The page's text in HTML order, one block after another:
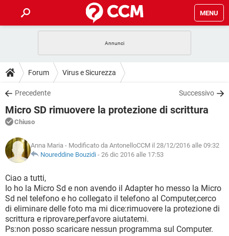
MENU
INTRATTENIMENTO ANDROID
iOS
INSTAGRAM WHATSAPP
TIKTOK
HARDWARE
GUIDE
COVID-19
iOS
INSTAGRAM
TIKTOK FACEBOOK
DOWNLOAD
COVID-19 GAMING
INTRATTENIMENTO
iOS WINDOWS 10
INSTAGRAM
TIKTOK
HARDWARE
FORUM
COVID-19
INTRATTENIMENTO ANDROID
INSTAGRAM WHATSAPP
TIKTOK FACEBOOK
HARDWARE
GLOSSARIO
COVID-19
INTRATTENIMENTO
iOS WINDOWS 10
INSTAGRAM WHATSAPP
TIKTOK FACEBOOK
Forum Virus e Sicurezza
Precedente Successivo
Micro SD rimuovere la protezione di scrittura
Chiuso
Anna Maria - Modificato da AntonelloCCM il 28/12/2016 alle 09:32
Noureddine Bouzidi - 26 dic 2016 alle 17:53
Ciao a tutti,
Io ho la Micro Sd e non avendo il Adapter ho messo la Micro
Sd nel telefono e ho collegato il telefono al Computer,cerco
di eliminare delle foto ma mi dice:rimuovere la protezione di
scrittura e riprovare,perfavore aiutatemi.
Ps:non posso scaricare nessun programma sul Computer.